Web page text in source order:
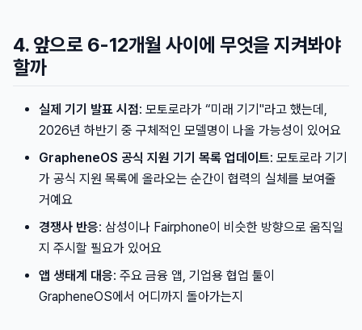
4. 앞으로 6-12개월 사이에 무엇을 지켜봐야
할까
실제 기기 발표 시점: 모토로라가 “미래 기기"라고 했는데,
2026년 하반기 중 구체적인 모델명이 나올 가능성이 있어요
GrapheneOS 공식 지원 기기 목록 업데이트: 모토로라 기기
가 공식 지원 목록에 올라오는 순간이 협력의 실체를 보여줄
거예요
경쟁사 반응: 삼성이나 Fairphone이 비슷한 방향으로 움직일
지 주시할 필요가 있어요
앱 생태계 대응: 주요 금융 앱, 기업용 협업 툴이
GrapheneOS에서 어디까지 돌아가는지